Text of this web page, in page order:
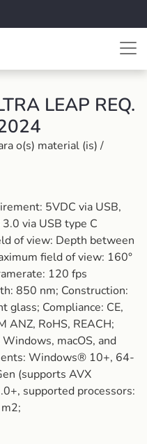
LEAP REQ.
o(s) material (is) /
5VDC via USB,
via USB type C
of view: Depth between
field of view: 160°
120 fps
850 nm; Construction:
glass; Compliance: CE,
ANZ, RoHS, REACH;
macOS, and
Windows® 10+, 64-
(supports AVX
supported processors: